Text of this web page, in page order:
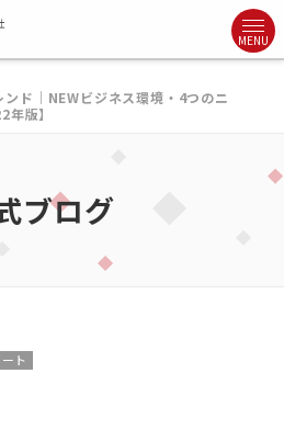
ド｜NEWビジネス環境・4つのニ
版】
ブログ
ト